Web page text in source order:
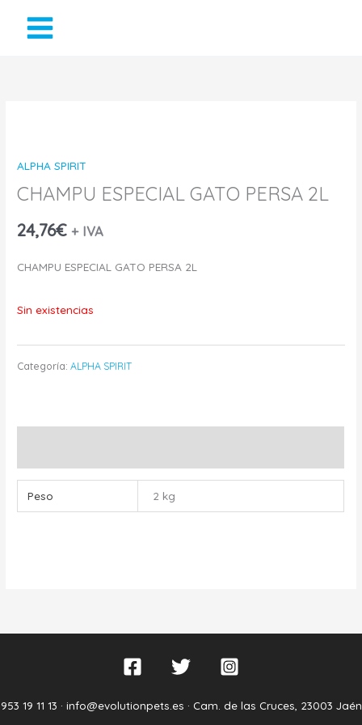
ALPHA SPIRIT
CHAMPU ESPECIAL GATO PERSA 2L
24,76€ + IVA
CHAMPU ESPECIAL GATO PERSA 2L
Sin existencias
Categoría:ALPHA SPIRIT
Peso 2 kg
953 19 11 13 · info@evolutionpets.es · Cam. de las Cruces, 23003 Jaén